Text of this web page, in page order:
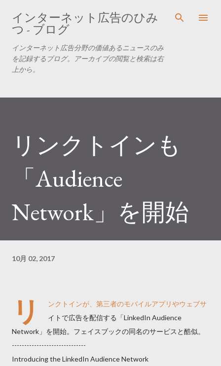
スキップしてメイン コンテンツに移動
インターネット広告のひみ
つ - ブログ
インターネット広告分野の価値あるニュースのみ
を記録するブログ。アーカイブの閲覧と検索は右
上から。
リンクトインも
「Audience
Network」を開始
10月 02, 2017
リ
ンクトインが、第三者のモバイルアプリやウェブサ
イトで広告を配信する「LinkedIn Audience
Network」を開始。フェイスブックの同名のサービスと酷似。
------------------------------
Introducing the LinkedIn Audience Network